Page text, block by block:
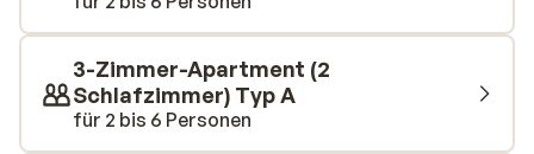
Whirlpool entspannen.
3-Zimmer-Apartment (2
Schlafzimmer) Typ A
für 2 bis 6 Personen